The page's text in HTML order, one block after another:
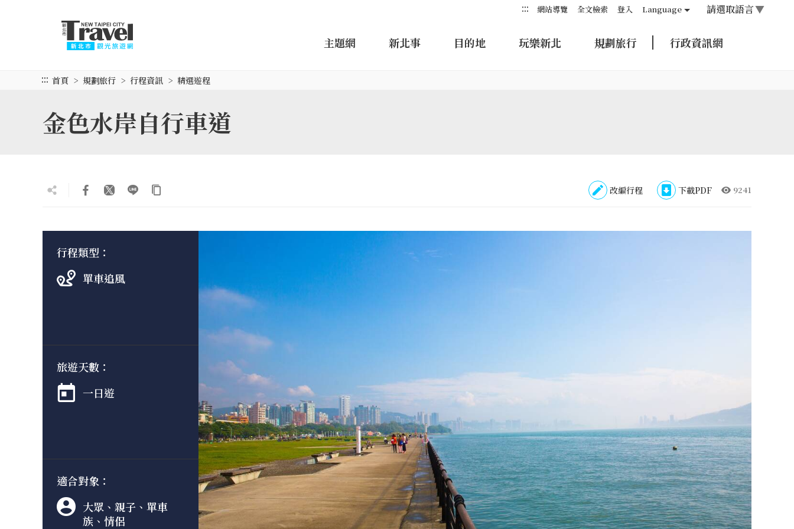
::: 網站導覽 全文檢索 登入 Language 請選取語言▼
主題網 新北事 目的地 玩樂新北 規劃旅行 行政資訊網
::: 首頁 規劃旅行 行程資訊 精選遊程
金色水岸自行車道
改編行程 下載PDF 9241
行程類型：
單車追風
旅遊天數：
一日遊
適合對象：
大眾、親子、單車
族、情侶